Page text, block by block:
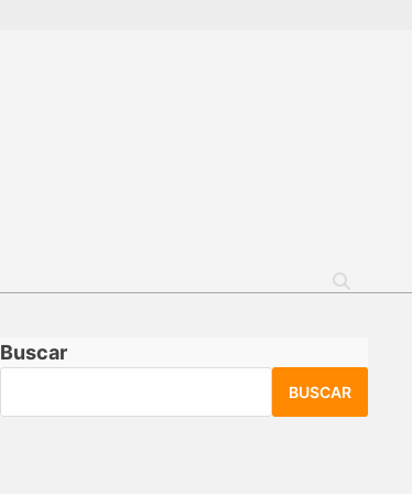
Buscar
BUSCAR